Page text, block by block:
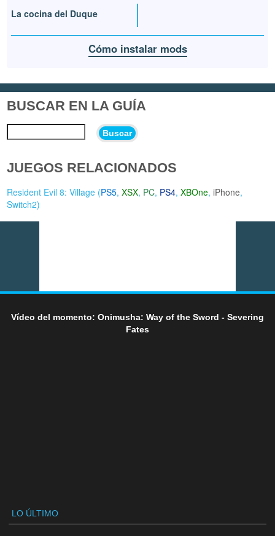
La cocina del Duque
Cómo instalar mods
BUSCAR EN LA GUÍA
Buscar
JUEGOS RELACIONADOS
Resident Evil 8: Village (PS5,XSX, PC, PS4,XBOne,iPhone,
Switch2)
Vídeo del momento: Onimusha: Way of the Sword - Severing
Fates
LO ÚLTIMO